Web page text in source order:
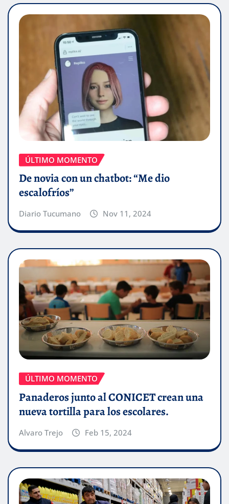
ÚLTIMO MOMENTO
De novia con un chatbot: “Me dio
escalofríos”
Diario Tucumano Nov 11, 2024
ÚLTIMO MOMENTO
Panaderos junto al CONICET crean una
nueva tortilla para los escolares.
Alvaro Trejo Feb 15, 2024